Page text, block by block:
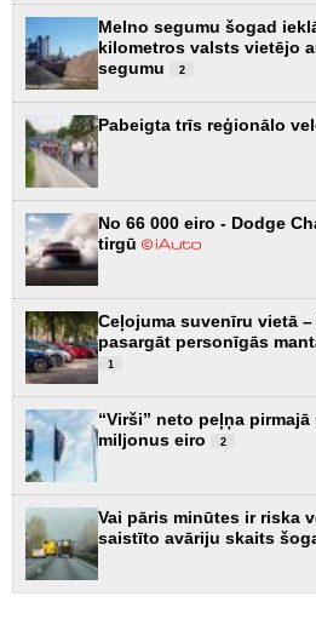
Melno segumu šogad
kilometros valsts vietējo
segumu
2
Pabeigta trīs reģionālo
No 66 000 eiro - Dodge
tirgū
Ceļojuma suvenīru vietā
pasargāt personīgās
1
“Virši” neto peļņa
miljonus eiro
2
Vai pāris minūtes ir riska
saistīto avāriju skaits